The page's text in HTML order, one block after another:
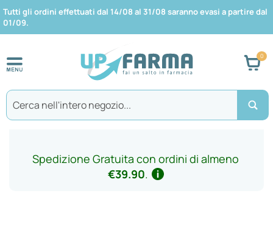
Tutti gli ordini effettuati dal 14/08 al 31/08 saranno evasi a partire dal
01/09.
Spedizione Gratuita con ordini di almeno
€39.90.